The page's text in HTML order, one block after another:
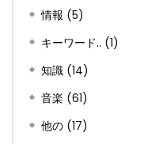
情報 (5)
キーワード.. (1)
知識 (14)
音楽 (61)
他の (17)